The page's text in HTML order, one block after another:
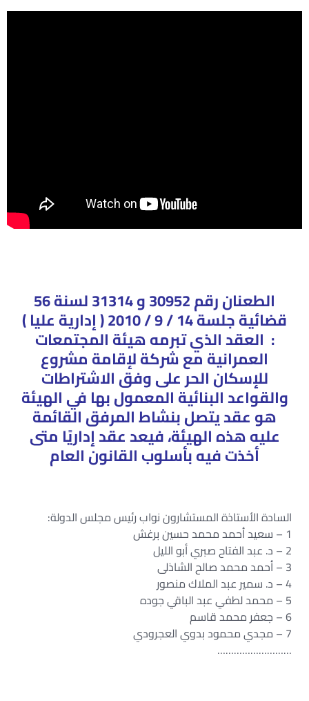
الطعنان رقم 30952 و 31314 لسنة 56
قضائية جلسة 14 / 9 / 2010 ( إدارية عليا )
: العقد الذي تبرمه هيئة المجتمعات
العمرانية مع شركة لإقامة مشروع
للإسكان الحر على وفق الاشتراطات
والقواعد البنائية المعمول بها في الهيئة
هو عقد يتصل بنشاط المرفق القائمة
عليه هذه الهيئة، فيعد عقد إداريًا متى
أخذت فيه بأسلوب القانون العام
السادة الأستاذة المستشارون نواب رئيس مجلس الدولة:
1 – سعيد أحمد محمد حسين برغش
2 – د. عبد الفتاح صبري أبو الليل
3 – أحمد محمد صالح الشاذلى
4 – د. سمير عبد الملاك منصور
5 – محمد لطفي عبد الباقي جوده
6 – جعفر محمد قاسم
7 – مجدي محمود بدوي العجرودي
………………………